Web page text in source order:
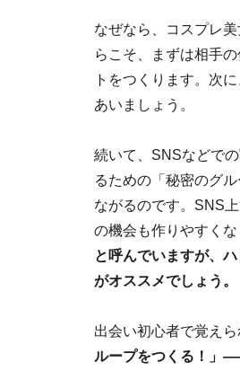
なぜなら、コスプレ
らこそ、まずは相手
トをつくります。次
あいましょう。
続いて、SNSなどで
るための「秘密のグ
ながるのです。SNS
の機会も作りやすく
と呼んでいますが、
がオススメでしょう。
出会い初心者で覚えら
ループをつくる！」